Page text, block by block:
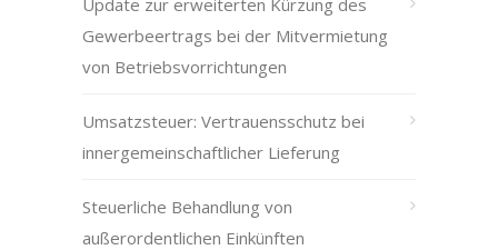
Update zur erweiterten Kürzung des
Gewerbeertrags bei der Mitvermietung
von Betriebsvorrichtungen
Umsatzsteuer: Vertrauensschutz bei
innergemeinschaftlicher Lieferung
Steuerliche Behandlung von
außerordentlichen Einkünften